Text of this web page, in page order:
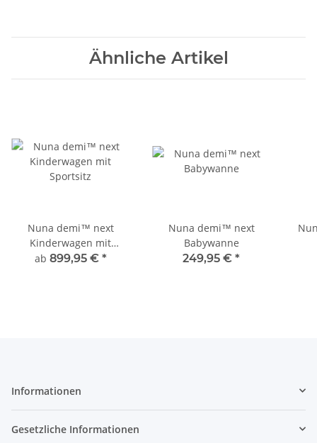
Ähnliche Artikel
Nuna demi™ next
Kinderwagen mit
Sportsitz
ab 899,95 € *
Nuna demi™ next
Babywanne
249,95 € *
Informationen
Gesetzliche Informationen